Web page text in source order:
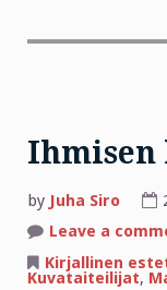
Ihmisen
by Juha Siro
Leave a
Kirjallinen
Kuvataiteilijat,